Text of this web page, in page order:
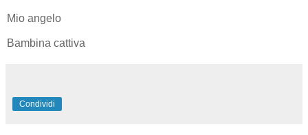
Mio angelo
Bambina cattiva
Condividi